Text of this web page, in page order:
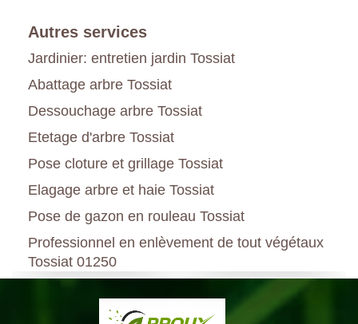
Autres services
Jardinier: entretien jardin Tossiat
Abattage arbre Tossiat
Dessouchage arbre Tossiat
Etetage d'arbre Tossiat
Pose cloture et grillage Tossiat
Elagage arbre et haie Tossiat
Pose de gazon en rouleau Tossiat
Professionnel en enlèvement de tout végétaux
Tossiat 01250